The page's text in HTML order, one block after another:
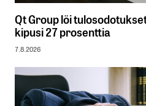
Qt Group löi
kipusi 27 prosenttia
7.8.2026